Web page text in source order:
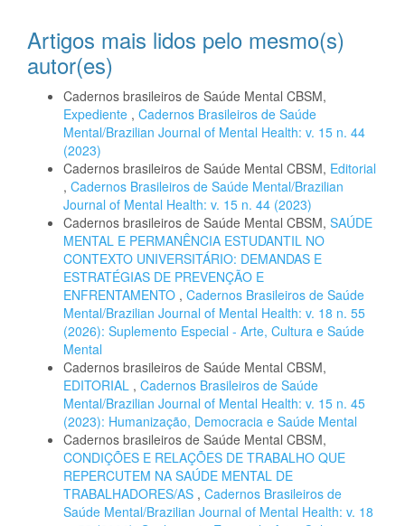
Artigos mais lidos pelo mesmo(s)
autor(es)
Cadernos brasileiros de Saúde Mental CBSM,
Expediente , Cadernos Brasileiros de Saúde
Mental/Brazilian Journal of Mental Health: v. 15 n. 44
(2023)
Cadernos brasileiros de Saúde Mental CBSM, Editorial
, Cadernos Brasileiros de Saúde Mental/Brazilian
Journal of Mental Health: v. 15 n. 44 (2023)
Cadernos brasileiros de Saúde Mental CBSM, SAÚDE
MENTAL E PERMANÊNCIA ESTUDANTIL NO
CONTEXTO UNIVERSITÁRIO: DEMANDAS E
ESTRATÉGIAS DE PREVENÇÃO E
ENFRENTAMENTO , Cadernos Brasileiros de Saúde
Mental/Brazilian Journal of Mental Health: v. 18 n. 55
(2026): Suplemento Especial - Arte, Cultura e Saúde
Mental
Cadernos brasileiros de Saúde Mental CBSM,
EDITORIAL , Cadernos Brasileiros de Saúde
Mental/Brazilian Journal of Mental Health: v. 15 n. 45
(2023): Humanização, Democracia e Saúde Mental
Cadernos brasileiros de Saúde Mental CBSM,
CONDIÇÕES E RELAÇÕES DE TRABALHO QUE
REPERCUTEM NA SAÚDE MENTAL DE
TRABALHADORES/AS , Cadernos Brasileiros de
Saúde Mental/Brazilian Journal of Mental Health: v. 18